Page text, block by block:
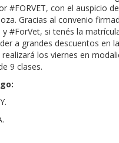
#FORVET, con el auspicio
Gracias al convenio
#ForVet, si tenés la
a grandes descuentos en
los viernes en
9 clases.